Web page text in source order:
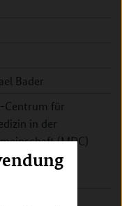
Bader
Centrum für
in der
(MDC)
Str. 10